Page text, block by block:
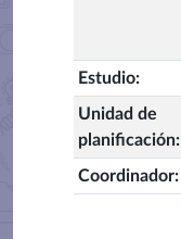
Estudio:
Unidad de
planificación:
Coordinador: